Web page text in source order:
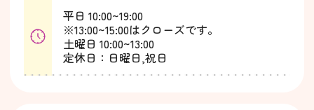
平日 10:00~19:00
※13:00~15:00はクローズです。
土曜日 10:00~13:00
定休日：日曜日,祝日